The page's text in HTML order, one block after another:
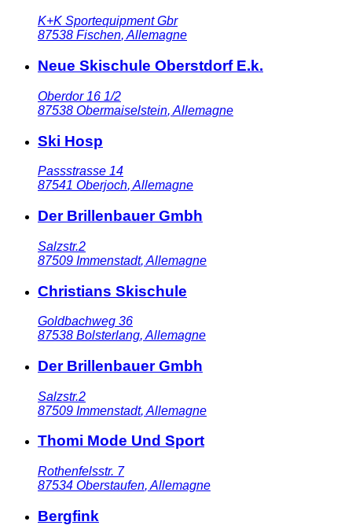
K+K Sportequipment Gbr
87538 Fischen,Allemagne
Neue Skischule Oberstdorf E.k.
Oberdor 16 1/2
87538 Obermaiselstein, Allemagne
Ski Hosp
Passstrasse 14
87541 Oberjoch, Allemagne
Der Brillenbauer Gmbh
Salzstr.2
87509 Immenstadt, Allemagne
Christians Skischule
Goldbachweg 36
87538 Bolsterlang, Allemagne
Der Brillenbauer Gmbh
Salzstr.2
87509 Immenstadt, Allemagne
Thomi Mode Und Sport
Rothenfelsstr. 7
87534 Oberstaufen, Allemagne
Bergfink